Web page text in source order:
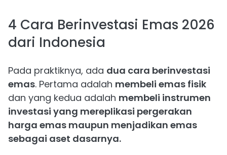
4 Cara Berinvestasi Emas 2026
dari Indonesia
Pada praktiknya, ada dua cara berinvestasi
emas. Pertama adalah membeli emas fisik
dan yang kedua adalah membeli instrumen
investasi yang mereplikasi pergerakan
harga emas maupun menjadikan emas
sebagai aset dasarnya.